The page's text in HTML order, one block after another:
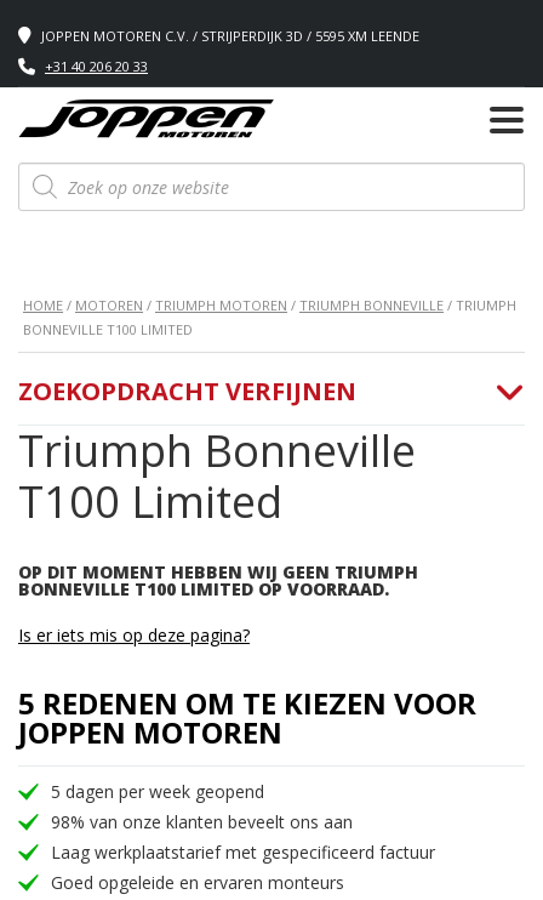
JOPPEN MOTOREN C.V. / STRIJPERDIJK 3D / 5595 XM LEENDE
+31 40 206 20 33
Producten
zoeken
HOME / MOTOREN / TRIUMPH MOTOREN / TRIUMPH BONNEVILLE / TRIUMPH
BONNEVILLE T100 LIMITED
Triumph Bonneville
T100 Limited
OP DIT MOMENT HEBBEN WIJ GEEN TRIUMPH
BONNEVILLE T100 LIMITED OP VOORRAAD.
ZOEKOPDRACHT VERFIJNEN
Is er iets mis op deze pagina?
5 REDENEN OM TE KIEZEN VOOR
JOPPEN MOTOREN
5 dagen per week geopend
98% van onze klanten beveelt ons aan
Laag werkplaatstarief met gespecificeerd factuur
Goed opgeleide en ervaren monteurs